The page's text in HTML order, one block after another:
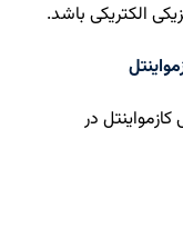
الکتریکی باشد.
در